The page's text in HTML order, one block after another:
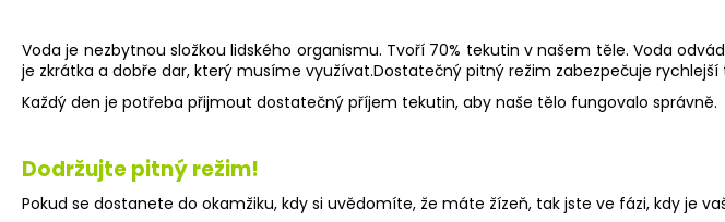
Voda je nezbytnou složkou lidského organismu. Tvoří 70% tekutin v našem těle. Voda
je zkrátka a dobře dar, který musíme využívat.Dostatečný pitný režim zabezpečuje
Každý den je potřeba přijmout dostatečný příjem tekutin, aby naše tělo fungovalo správně.
Dodržujte pitný režim!
Pokud se dostanete do okamžiku, kdy si uvědomíte, že máte žízeň, tak jste ve fázi, kdy je
VITAMINERAL
995 Kč